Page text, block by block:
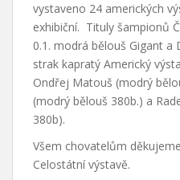
vystaveno 24 amerických
exhibiční. Tituly šampionů
0.1. modrá bělouš Gigant a
strak kapratý Americký
Ondřej Matouš (modrý
(modrý bělouš 380b.) a
380b).
Všem chovatelům
Celostátní výstavě.